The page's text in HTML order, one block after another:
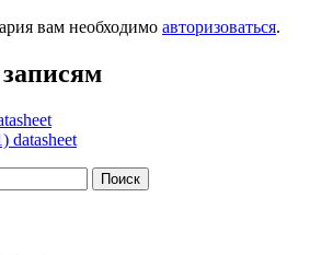
вам необходимо авторизоваться.
datasheet